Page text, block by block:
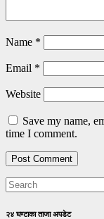
Name *
Email *
Website
Save my name,
time I comment.
२४ घण्टाका ताजा अपडेट